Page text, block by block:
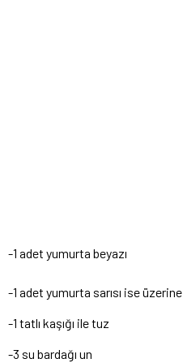
-1 adet yumurta beyazı
-1 adet yumurta sarısı ise üzerine
-1 tatlı kaşığı ile tuz
-3 su bardağı un